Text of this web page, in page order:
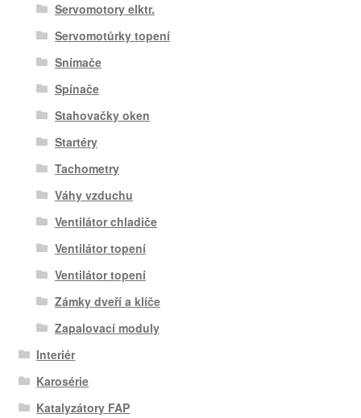
Servomotory elktr.
Servomotůrky topení
Snímače
Spínače
Stahovačky oken
Startéry
Tachometry
Váhy vzduchu
Ventilátor chladiče
Ventilátor topení
Ventilátor topení
Zámky dveří a klíče
Zapalovací moduly
Interiér
Karosérie
Katalyzátory FAP